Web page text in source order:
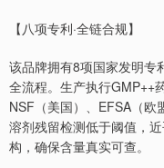
【八项专利·全链合规】
该品牌拥有8项国家发明专
全流程。生产执行GMP++
NSF（美国）、EFSA（欧
溶剂残留检测低于阈值，
构，确保含量真实可查。